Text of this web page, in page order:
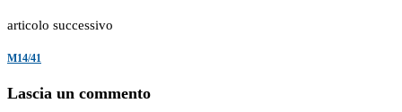
articolo successivo
M14/41
Lascia un commento